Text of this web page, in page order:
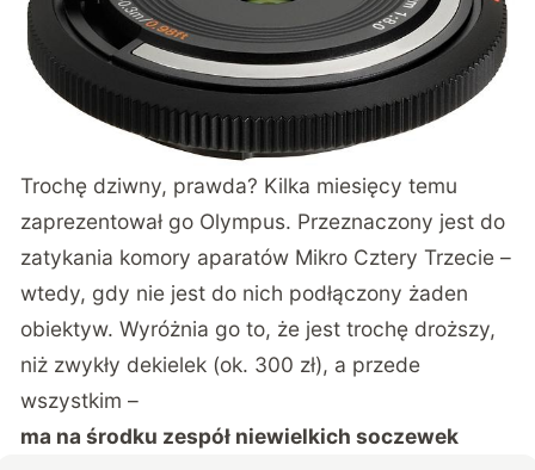
Trochę dziwny, prawda? Kilka miesięcy temu
zaprezentował go Olympus. Przeznaczony jest do
zatykania komory aparatów Mikro Cztery Trzecie –
wtedy, gdy nie jest do nich podłączony żaden
obiektyw. Wyróżnia go to, że jest trochę droższy,
niż zwykły dekielek (ok. 300 zł), a przede
wszystkim –
ma na środku zespół niewielkich soczewek